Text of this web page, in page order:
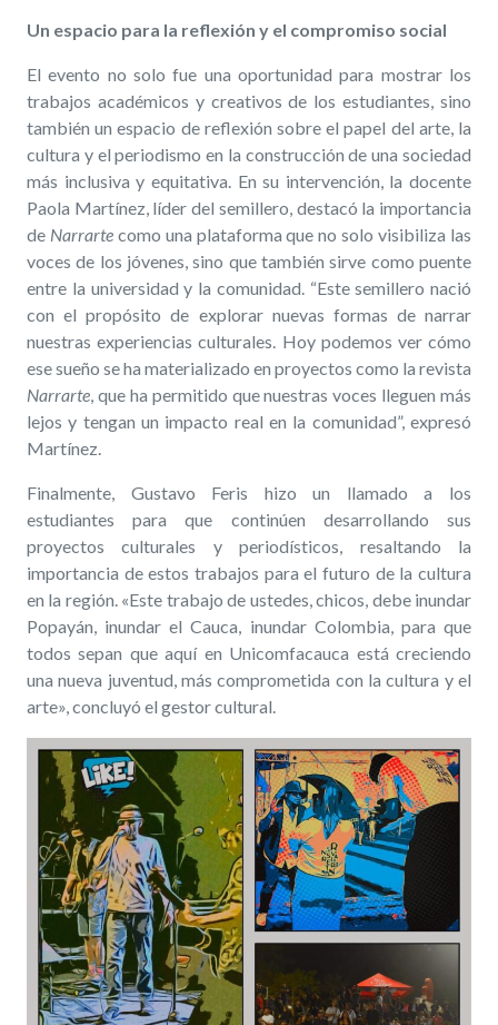
Un espacio para la reflexión y el compromiso social
El evento no solo fue una oportunidad para mostrar los
trabajos académicos y creativos de los estudiantes, sino
también un espacio de reflexión sobre el papel del arte, la
cultura y el periodismo en la construcción de una sociedad
más inclusiva y equitativa. En su intervención, la docente
Paola Martínez, líder del semillero, destacó la importancia
de Narrartecomo una plataforma que no solo visibiliza las
voces de los jóvenes, sino que también sirve como puente
entre la universidad y la comunidad. “Este semillero nació
con el propósito de explorar nuevas formas de narrar
nuestras experiencias culturales. Hoy podemos ver cómo
ese sueño se ha materializado en proyectos como la revista
Narrarte , que ha permitido que nuestras voces lleguen más
lejos y tengan un impacto real en la comunidad”, expresó
Martínez.
Finalmente, Gustavo Feris hizo un llamado a los
estudiantes para que continúen desarrollando sus
proyectos culturales y periodísticos, resaltando la
importancia de estos trabajos para el futuro de la cultura
en la región. «Este trabajo de ustedes, chicos, debe inundar
Popayán, inundar el Cauca, inundar Colombia, para que
todos sepan que aquí en Unicomfacauca está creciendo
una nueva juventud, más comprometida con la cultura y el
arte», concluyó el gestor cultural.